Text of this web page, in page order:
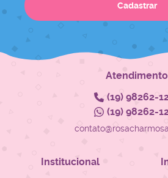
Cadastrar
Atendimento
(19)98262-
(19)98262-
Institucional